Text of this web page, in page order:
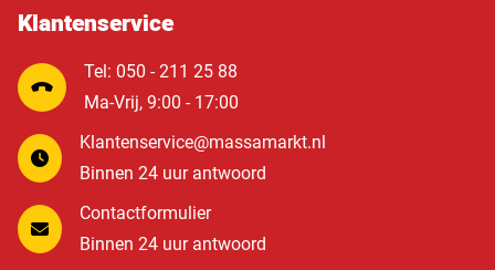
Klantenservice
Tel: 050 - 211 25 88
Ma-Vrij, 9:00 - 17:00
Klantenservice@massamarkt.nl
Binnen 24 uur antwoord
Contactformulier
Binnen 24 uur antwoord